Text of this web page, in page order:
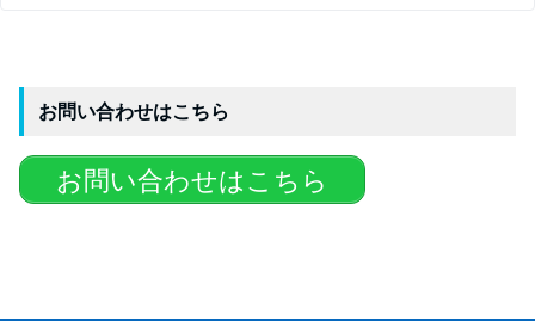
お問い合わせはこちら
お問い合わせはこちら